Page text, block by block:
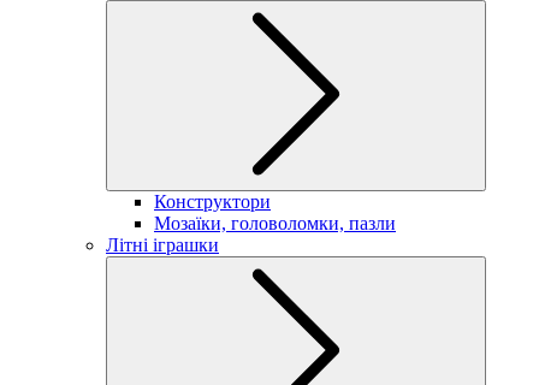
Конструктори
Мозаїки, головоломки, пазли
Літні іграшки